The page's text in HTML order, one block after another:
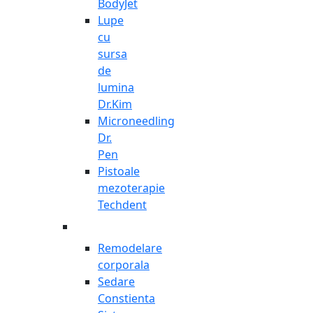
BodyJet
Lupe
cu
sursa
de
lumina
Dr.Kim
Microneedling
Dr.
Pen
Pistoale
mezoterapie
Techdent
Remodelare
corporala
Sedare
Constienta